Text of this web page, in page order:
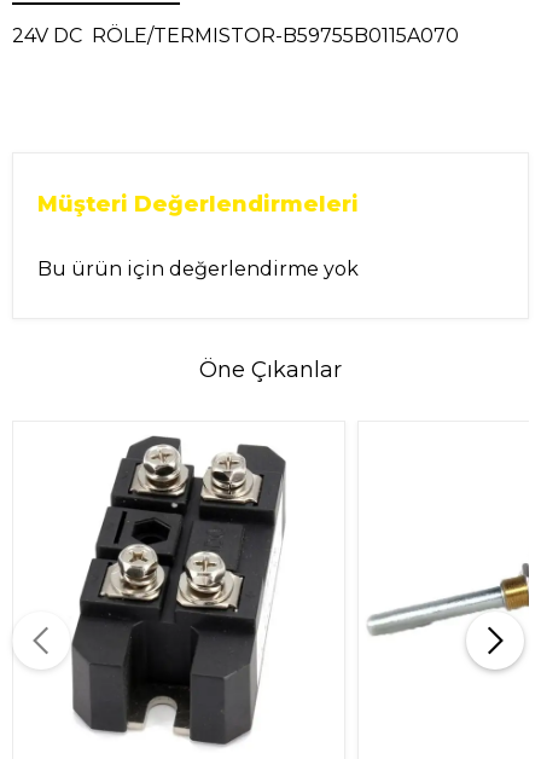
24V DC RÖLE/TERMISTOR-B59755B0115A070
Müşteri Değerlendirmeleri
Bu ürün için değerlendirme yok
Öne Çıkanlar